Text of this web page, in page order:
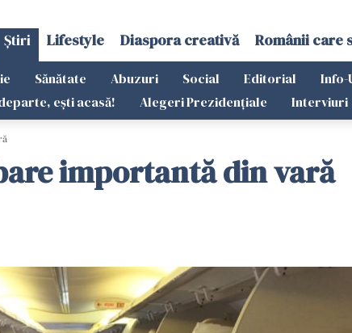
Știri Lifestyle Diaspora creativă Românii care
Sănătate Abuzuri Social Editorial Info-
ești acasă! Alegeri Prezidențiale Interviuri
importantă din vară